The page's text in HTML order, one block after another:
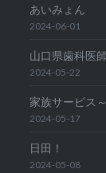
あいみょん
2024-06-01
山口県歯科医
2024-05-22
家族サービス
2024-05-17
日田！
2024-05-08